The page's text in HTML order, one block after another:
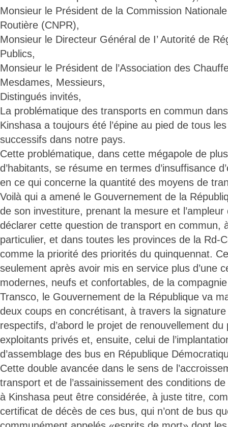
Monsieur le Président de la Commission
Routière (CNPR),
Monsieur le Directeur Général de I’ Autorité de
Publics,
Monsieur le Président de l’Association des
Mesdames, Messieurs,
Distingués invités,
La problématique des transports en commun
Kinshasa a toujours été l’épine au pied de tous
successifs dans notre pays.
Cette problématique, dans cette mégapole de
d’habitants, se résume en termes d’insuffisance
en ce qui concerne la quantité des moyens de
Voilà qui a amené le Gouvernement de la
de son investiture, prenant la mesure et
déclarer cette question de transport en commun,
particulier, et dans toutes les provinces de la Rd-
comme la priorité des priorités du quinquennat.
seulement après avoir mis en service plus d’une
modernes, neufs et confortables, de la
Transco, le Gouvernement de la République va
deux coups en concrétisant, à travers la
respectifs, d’abord le projet de renouvellement
exploitants privés et, ensuite, celui de
d’assemblage des bus en République
Cette double avancée dans le sens de
transport et de l’assainissement des conditions
à Kinshasa peut être considérée, à juste titre,
certificat de décès de ces bus, qui n’ont de bus